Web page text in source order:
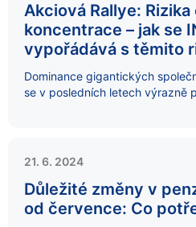
Akciová Rallye:
koncentrace – jak se
vypořádává s těmito
Dominance gigantických
se v posledních letech výrazně
21. 6. 2024
Důležité změny v
od července: Co